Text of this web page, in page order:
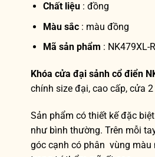
Chất liệu: đồng
Màu sắc: màu đồng
Mã sản phẩm : NK479XL-
Khóa cửa đại sảnh cổ điển
chính size đại, cao cấp, cửa 2
Sản phẩm có thiết kế đặc
như bình thường. Trên mỗi
góc cạnh có phân vùng màu